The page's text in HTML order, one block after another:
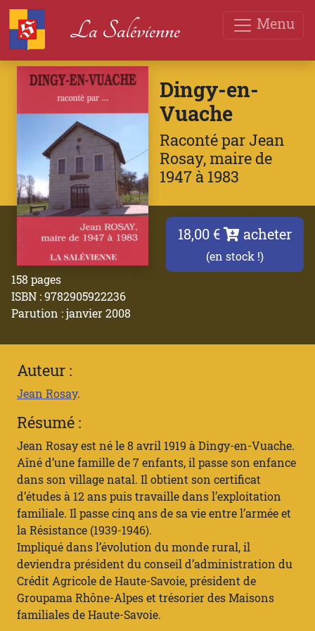
Menu
La Salévienne
Dingy-en-
Vuache
Raconté par Jean
Rosay, maire de
1947 à 1983
18,00 € acheter
(en stock !)
158 pages
ISBN : 9782905922236
Parution : janvier 2008
Auteur :
Jean Rosay.
Résumé :
Jean Rosay est né le 8 avril 1919 à Dingy-en-Vuache.
Aîné d’une famille de 7 enfants, il passe son enfance
dans son village natal. Il obtient son certificat
d’études à 12 ans puis travaille dans l’exploitation
familiale. Il passe cinq ans de sa vie entre l’armée et
la Résistance (1939-1946).
Impliqué dans l’évolution du monde rural, il
deviendra président du conseil d’administration du
Crédit Agricole de Haute-Savoie, président de
Groupama Rhône-Alpes et trésorier des Maisons
familiales de Haute-Savoie.